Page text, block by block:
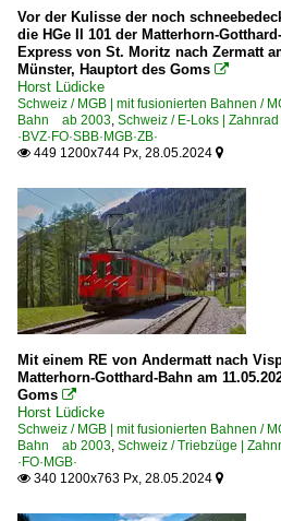
Vor der Kulisse der noch
die HGe II 101 der Matterhorn-
Express von St. Moritz nach Zermatt
Münster, Hauptort des Goms 
Horst Lüdicke
Schweiz / MGB | mit fusionierten Bahnen /
Bahn ab 2003, Schweiz / E-Loks |
·BVZ·FO·SBB·MGB·ZB·
 449 1200x744 Px, 28.05.2024 
Mit einem RE von Andermatt nach
Matterhorn-Gotthard-Bahn am
Goms 
Horst Lüdicke
Schweiz / MGB | mit fusionierten Bahnen /
Bahn ab 2003, Schweiz / Triebzüge |
·FO·MGB·
 340 1200x763 Px, 28.05.2024 